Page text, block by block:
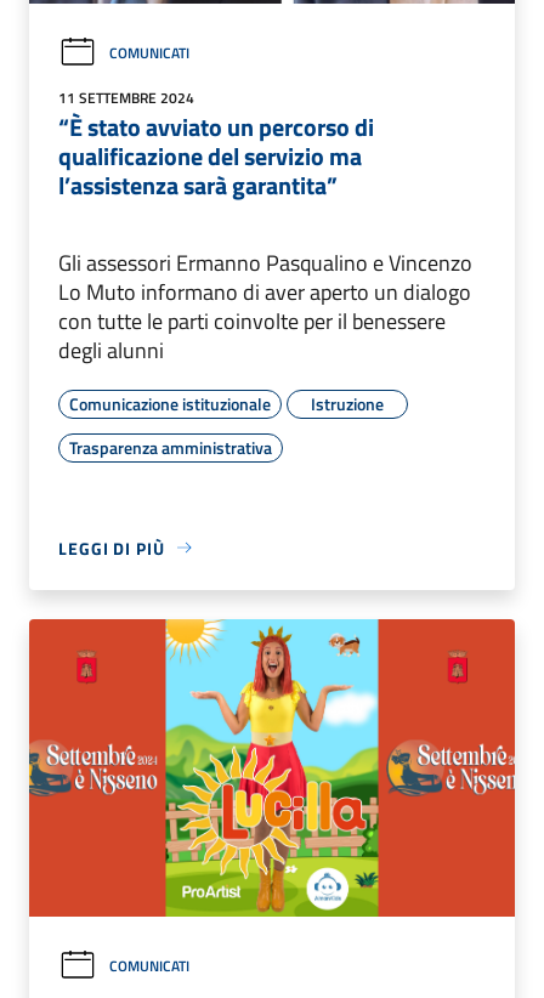
COMUNICATI
11 SETTEMBRE 2024
“È stato avviato un percorso di
qualificazione del servizio ma
l’assistenza sarà garantita”
Gli assessori Ermanno Pasqualino e Vincenzo
Lo Muto informano di aver aperto un dialogo
con tutte le parti coinvolte per il benessere
degli alunni
Comunicazione istituzionale
Istruzione
Trasparenza amministrativa
LEGGI DI PIÙ
COMUNICATI